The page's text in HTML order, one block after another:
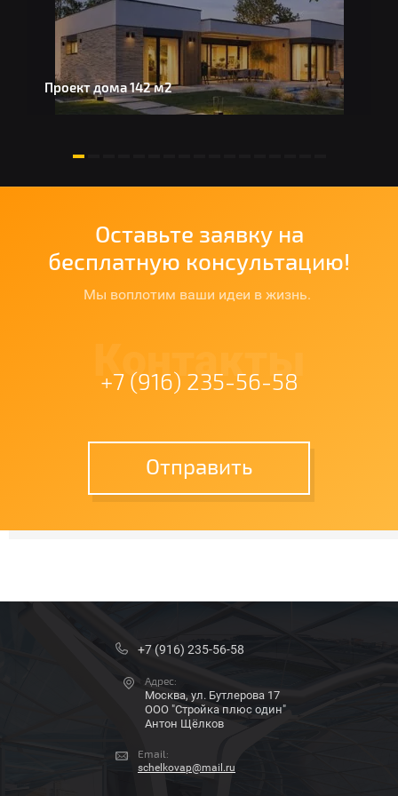
Проект дома 142 м2
Оставьте заявку на
бесплатную консультацию!
Мы воплотим ваши идеи в жизнь.
Контакты
+7 (916) 235-56-58
Отправить
+7 (916) 235-56-58
Адрес:
Москва, ул. Бутлерова 17
ООО "Стройка плюс один"
Антон Щёлков
Email:
schelkovap@mail.ru